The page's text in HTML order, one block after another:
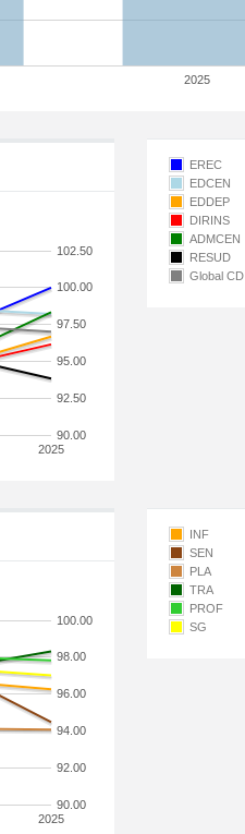
2025
2025
90.00
92.50
95.00
97.50
100.00
102.50
EREC
EDCEN
EDDEP
DIRINS
ADMCEN
RESUD
Global CD
2025
90.00
92.00
94.00
96.00
98.00
100.00
INF
SEN
PLA
TRA
PROF
SG